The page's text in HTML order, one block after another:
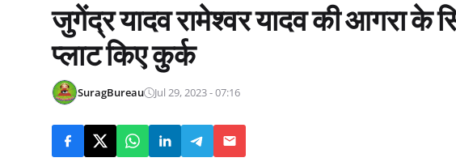
जुगेंद्र यादव रामेश्वर यादव की आगरा के
प्लाट किए कुर्क
SuragBureau Jul 29, 2023 - 07:16